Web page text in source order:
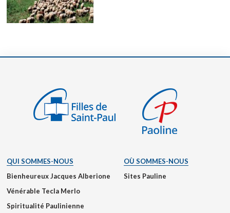
QUI SOMMES-NOUS
Bienheureux Jacques Alberione
Vénérable Tecla Merlo
Spiritualité Paulinienne
OÙ SOMMES-NOUS
Sites Pauline